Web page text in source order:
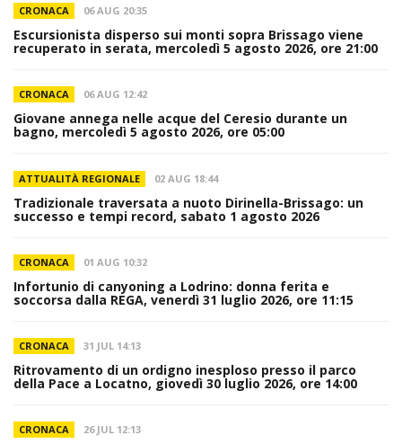
CRONACA 06 AUG 20:35
Escursionista disperso sui monti sopra Brissago viene
recuperato in serata, mercoledì 5 agosto 2026, ore 21:00
CRONACA 06 AUG 12:42
Giovane annega nelle acque del Ceresio durante un
bagno, mercoledì 5 agosto 2026, ore 05:00
ATTUALITÀ REGIONALE 02 AUG 18:44
Tradizionale traversata a nuoto Dirinella-Brissago: un
successo e tempi record, sabato 1 agosto 2026
CRONACA 01 AUG 10:32
Infortunio di canyoning a Lodrino: donna ferita e
soccorsa dalla REGA, venerdì 31 luglio 2026, ore 11:15
CRONACA 31 JUL 14:13
Ritrovamento di un ordigno inesploso presso il parco
della Pace a Locatno, giovedì 30 luglio 2026, ore 14:00
CRONACA 26 JUL 12:13